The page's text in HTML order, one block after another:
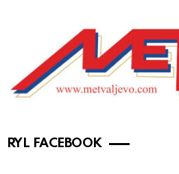
RYL FACEBOOK